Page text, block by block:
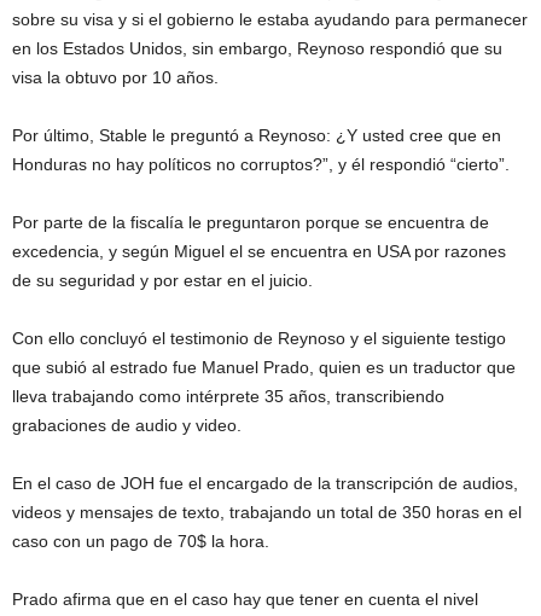
sobre su visa y si el gobierno le estaba ayudando para permanecer
en los Estados Unidos, sin embargo, Reynoso respondió que su
visa la obtuvo por 10 años.
Por último, Stable le preguntó a Reynoso: ¿Y usted cree que en
Honduras no hay políticos no corruptos?”, y él respondió “cierto”.
Por parte de la fiscalía le preguntaron porque se encuentra de
excedencia, y según Miguel el se encuentra en USA por razones
de su seguridad y por estar en el juicio.
Con ello concluyó el testimonio de Reynoso y el siguiente testigo
que subió al estrado fue Manuel Prado, quien es un traductor que
lleva trabajando como intérprete 35 años, transcribiendo
grabaciones de audio y video.
En el caso de JOH fue el encargado de la transcripción de audios,
videos y mensajes de texto, trabajando un total de 350 horas en el
caso con un pago de 70$ la hora.
Prado afirma que en el caso hay que tener en cuenta el nivel